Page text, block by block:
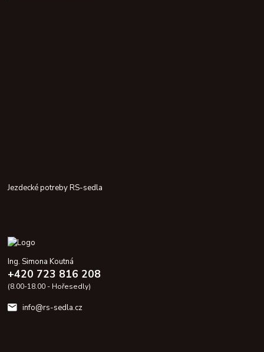
Jezdecké potreby RS-sedla
Ing. Simona Koutná
+420 723 816 208
(8.00-18.00 - Hořesedly)
info@rs-sedla.cz